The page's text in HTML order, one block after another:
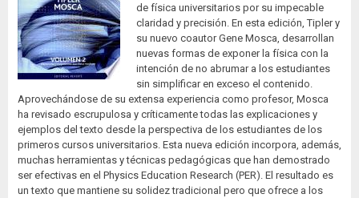
de física universitarios por su impecable
claridad y precisión. En esta edición, Tipler y
su nuevo coautor Gene Mosca, desarrollan
nuevas formas de exponer la física con la
intención de no abrumar a los estudiantes
sin simplificar en exceso el contenido.
Aprovechándose de su extensa experiencia como profesor, Mosca
ha revisado escrupulosa y críticamente todas las explicaciones y
ejemplos del texto desde la perspectiva de los estudiantes de los
primeros cursos universitarios. Esta nueva edición incorpora, además,
muchas herramientas y técnicas pedagógicas que han demostrado
ser efectivas en el Physics Education Research (PER). El resultado es
un texto que mantiene su solidez tradicional pero que ofrece a los